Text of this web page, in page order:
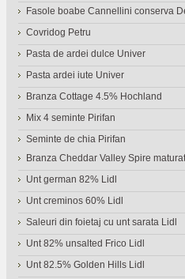
Fasole boabe Cannellini conserva
Covridog Petru
Pasta de ardei dulce Univer
Pasta ardei iute Univer
Branza Cottage 4.5% Hochland
Mix 4 seminte Pirifan
Seminte de chia Pirifan
Branza Cheddar Valley Spire
Unt german 82% Lidl
Unt creminos 60% Lidl
Saleuri din foietaj cu unt sarata Lidl
Unt 82% unsalted Frico Lidl
Unt 82.5% Golden Hills Lidl